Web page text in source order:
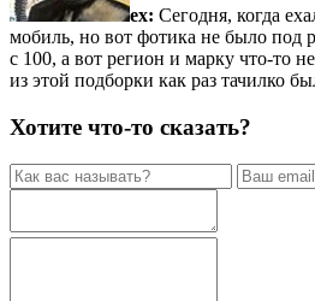
ex: Сегодня, когда
мобиль, но вот фотика не было под
с 100, а вот регион и марку что-то
из этой подборки как раз тачилко
Хотите что-то сказать?